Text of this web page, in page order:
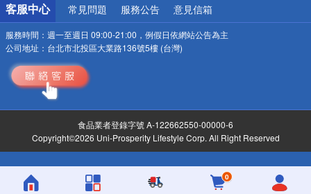
客服中心 常見問題 服務公告 意見信箱
服務時間： 週一至週日 09:00-21:00，例假日依網站公告為主
公司地址： 台北市北投區大業路136號5樓 (台灣)
食品業者登錄字號 A-122662550-00000-6
Copyright©2026 Uni-Prosperity Lifestyle Corp. All Right Reserved
0